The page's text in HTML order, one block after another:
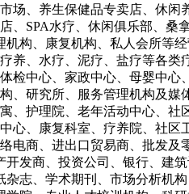
场、养生保健品专卖店、休闲
、SPA水疗、休闲俱乐部、
构、康复机构、私人会所等经
养、水疗、泥疗、盐疗等各类
检中心、家政中心、母婴中心
、研究所、服务管理机构及媒
、护理院、老年活动中心、
心、康复科室、疗养院、社区
电商、进出口贸易商、批发及
开发商、投资公司、银行、建
杂志、学术期刊、市场分析机构